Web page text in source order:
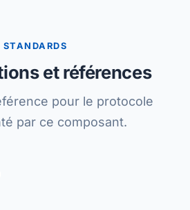
STANDARDS
et références
pour le protocole
par ce composant.